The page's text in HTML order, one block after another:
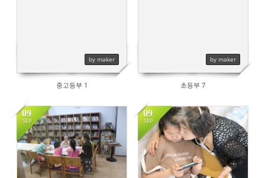
by maker
중고등부 1
by maker
초등부 7
09
SEP
560
09
SEP
780